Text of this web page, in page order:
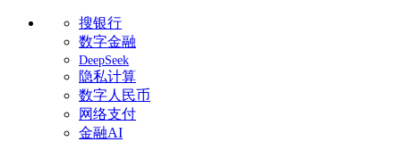
搜银行
数字金融
DeepSeek
隐私计算
数字人民币
网络支付
金融AI